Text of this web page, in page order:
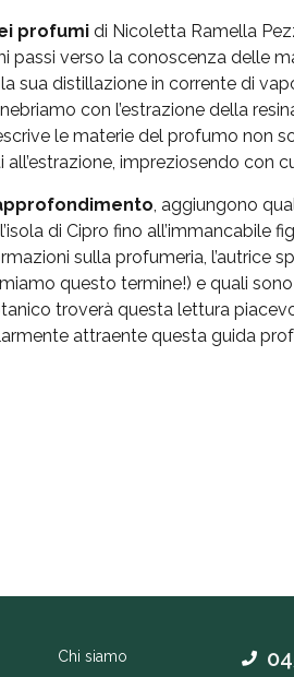
profumi di Nicoletta Ramella
passi verso la conoscenza delle
sua distillazione in corrente di
con l’estrazione della
le materie del profumo non
impreziosendo con
, aggiungono
di Cipro fino all’immancabile
sulla profumeria, l’autrice
questo termine!) e quali sono
troverà questa lettura
attraente questa guida
Chi siamo